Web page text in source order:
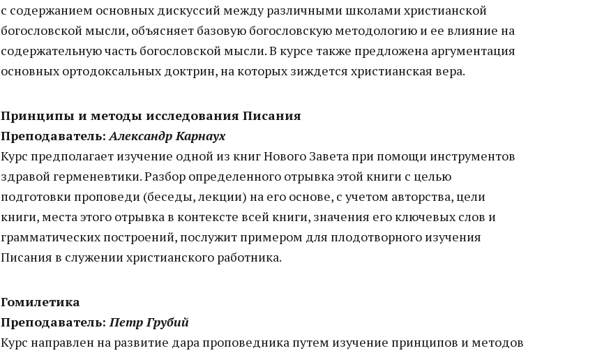
с содержанием основных дискуссий между различными школами христианской
богословской мысли, объясняет базовую богословскую методологию и ее влияние на
содержательную часть богословской мысли. В курсе также предложена аргументация
основных ортодоксальных доктрин, на которых зиждется христианская вера.
Принципы и методы исследования Писания
Преподаватель: Александр Карнаух
Курс предполагает изучение одной из книг Нового Завета при помощи инструментов
здравой герменевтики. Разбор определенного отрывка этой книги с целью
подготовки проповеди (беседы, лекции) на его основе, с учетом авторства, цели
книги, места этого отрывка в контексте всей книги, значения его ключевых слов и
грамматических построений, послужит примером для плодотворного изучения
Писания в служении христианского работника.
Гомилетика
Преподаватель:Петр Грубий
Курс направлен на развитие дара проповедника путем изучение принципов и методов